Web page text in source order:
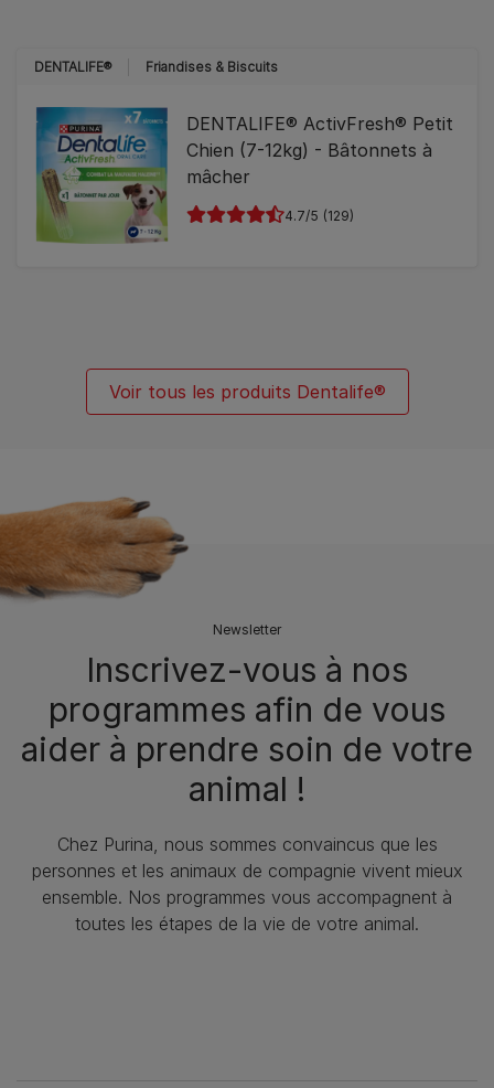
Voir tous les produits Dentalife®
DENTALIFE® Friandises & Biscuits
DENTALIFE® ActivFresh® Petit
Chien (7-12kg) - Bâtonnets à
mâcher
4.7 (129)
Newsletter
Inscrivez-vous à nos
programmes afin de vous
aider à prendre soin de votre
animal !
Chez Purina, nous sommes convaincus que les
personnes et les animaux de compagnie vivent mieux
ensemble. Nos programmes vous accompagnent à
toutes les étapes de la vie de votre animal.​